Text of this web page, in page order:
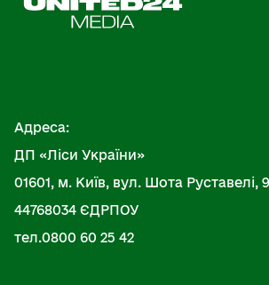
Адреса:
ДП «Ліси України»
01601, м. Київ, вул. Шота Руставелі,
44768034 ЄДРПОУ
тел.0800 60 25 42